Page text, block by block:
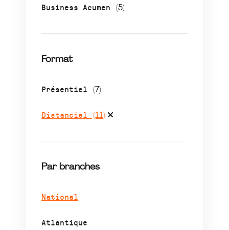
Business Acumen (5)
Format
Présentiel (7)
Distanciel (11)
Par branches
National
Atlantique